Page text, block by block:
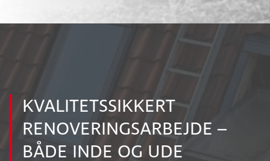
KVALITETSSIKKERT
RENOVERINGSARBEJDE –
BÅDE INDE OG UDE